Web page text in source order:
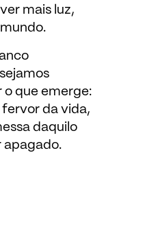
mais luz,
o que emerge:
fervor da vida,
daquilo
apagado.